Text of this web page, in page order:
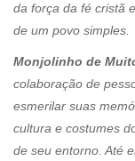
da força da fé cristã
de um povo simples.
Monjolinho de
colaboração de
esmerilar suas
cultura e costumes
de seu entorno. Até